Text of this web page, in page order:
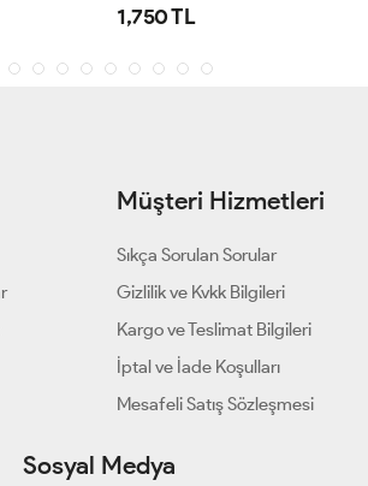
1,750 TL
Müşteri Hizmetleri
Sıkça Sorulan Sorular
Gizlilik ve Kvkk Bilgileri
Kargo ve Teslimat Bilgileri
İptal ve İade Koşulları
Mesafeli Satış Sözleşmesi
Sosyal Medya